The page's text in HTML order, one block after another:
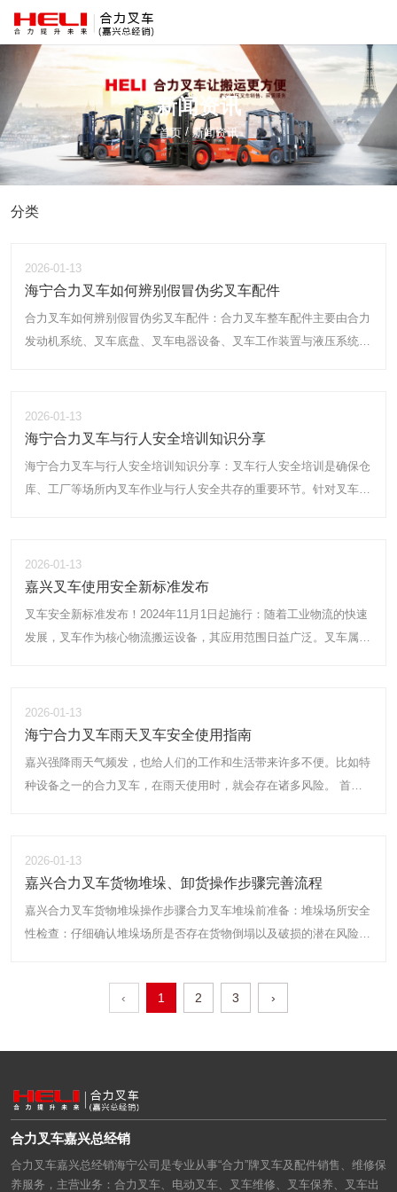
新闻资讯
首页/新闻资讯
分类
2026-01-13
海宁合力叉车如何辨别假冒伪劣叉车配件
合力叉车如何辨别假冒伪劣叉车配件：合力叉车整车配件主要由合力
发动机系统、叉车底盘、叉车电器设备、叉车工作装置与液压系统配
2026-01-13
海宁合力叉车与行人安全培训知识分享
海宁合力叉车与行人安全培训知识分享：叉车行人安全培训是确保仓
库、工厂等场所内叉车作业与行人安全共存的重要环节。针对叉车司
合力叉车司机遇到行人时的应对措施培训
2026-01-13
嘉兴叉车使用安全新标准发布
叉车安全新标准发布！2024年11月1日起施行：随着工业物流的快速
发展，叉车作为核心物流搬运设备，其应用范围日益广泛。叉车属
业发展的迫切需求。新近发布的GB/T 43909-2024《叉车属具安全要
求》通过更详尽的安全要求，旨在推动叉车属具行业的规范化、健康
2026-01-13
海宁合力叉车雨天叉车安全使用指南
嘉兴强降雨天气频发，也给人们的工作和生活带来许多不便。比如特
种设备之一的合力叉车，在雨天使用时，就会存在诸多风险。 首
2026-01-13
嘉兴合力叉车货物堆垛、卸货操作步骤完善流程
嘉兴合力叉车货物堆垛操作步骤合力叉车堆垛前准备：堆垛场所安全
性检查：仔细确认堆垛场所是否存在货物倒塌以及破损的潜在风险。
规划以及货物存储要求，避免因位置错误导致后续搬运不便或安全问
‹ 1 2 3 ›
合力叉车嘉兴总经销
合力叉车嘉兴总经销海宁公司是专业从事“合力”牌叉车及配件销售、维修保
养服务，主营业务：合力叉车、电动叉车、叉车维修、叉车保养、叉车出